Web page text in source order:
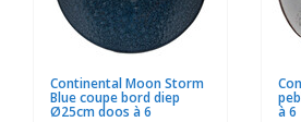
Continental Moon Storm
Blue coupe bord diep
Ø25cm doos à 6
à 6